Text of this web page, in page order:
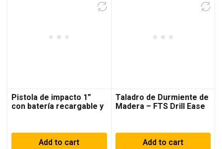
Pistola de impacto 1”
con batería recargable y
Add to cart
Taladro de Durmiente de
Madera – FTS Drill Ease
Add to cart